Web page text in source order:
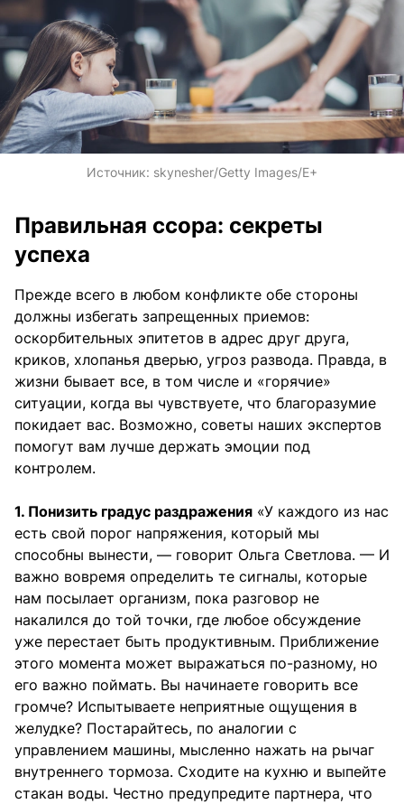
Источник: skynesher/Getty Images/E+
Правильная ссора: секреты
успеха
Прежде всего в любом конфликте обе стороны
должны избегать запрещенных приемов:
оскорбительных эпитетов в адрес друг друга,
криков, хлопанья дверью, угроз развода. Правда, в
жизни бывает все, в том числе и «горячие»
ситуации, когда вы чувствуете, что благоразумие
покидает вас. Возможно, советы наших экспертов
помогут вам лучше держать эмоции под
контролем.
1. Понизить градус раздражения «У каждого из нас
есть свой порог напряжения, который мы
способны вынести, — говорит Ольга Светлова. — И
важно вовремя определить те сигналы, которые
нам посылает организм, пока разговор не
накалился до той точки, где любое обсуждение
уже перестает быть продуктивным. Приближение
этого момента может выражаться по-разному, но
его важно поймать. Вы начинаете говорить все
громче? Испытываете неприятные ощущения в
желудке? Постарайтесь, по аналогии с
управлением машины, мысленно нажать на рычаг
внутреннего тормоза. Сходите на кухню и выпейте
стакан воды. Честно предупредите партнера, что